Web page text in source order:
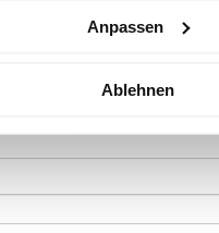
Anpassen
Ablehnen